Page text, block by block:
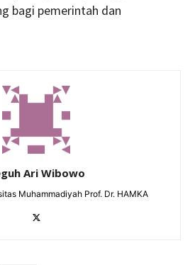
bagi pemerintah dan
Ari Wibowo
Muhammadiyah Prof. Dr. HAMKA